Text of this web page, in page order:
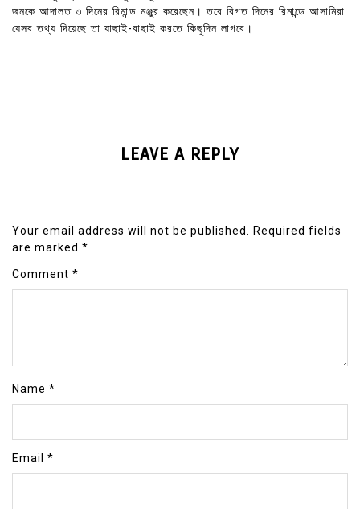
জনকে আদালত ৩ দিনের রিমান্ড মঞ্জুর করেছেন। তবে বিগত দিনের রিমান্ডে আসামিরা
যেসব তথ্য দিয়েছে তা যাছাই-বাছাই করতে কিছুদিন লাগবে।
LEAVE A REPLY
Your email address will not be published.
Required fields
are marked *
Comment *
Name *
Email *